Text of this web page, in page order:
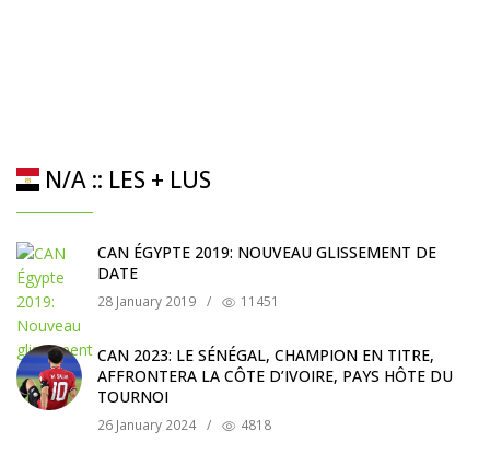
N/A :: LES + LUS
CAN ÉGYPTE 2019: NOUVEAU GLISSEMENT DE
DATE
28 January 2019 / 11451
CAN 2023: LE SÉNÉGAL, CHAMPION EN TITRE,
AFFRONTERA LA CÔTE D’IVOIRE, PAYS HÔTE DU
TOURNOI
26 January 2024 / 4818